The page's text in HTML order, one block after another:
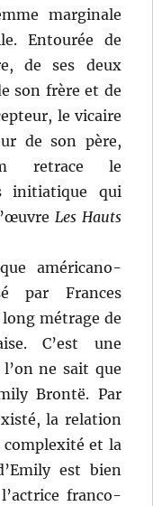
marginale
Entourée de
de ses deux
son frère et de
le vicaire
de son père,
retrace le
initiatique qui
Les Hauts
américano-
par Frances
métrage de
C’est une
ne sait que
Brontë. Par
la relation
complexité et la
est bien
franco-